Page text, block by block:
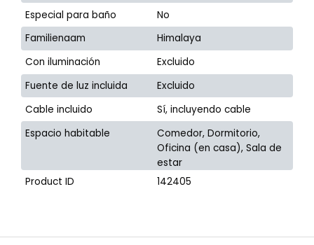
Especial para baño
No
Familienaam
Himalaya
Con iluminación
Excluido
Fuente de luz incluida
Excluido
Cable incluido
Sí, incluyendo cable
Espacio habitable
Comedor, Dormitorio,
Oficina (en casa), Sala de
estar
Product ID
142405